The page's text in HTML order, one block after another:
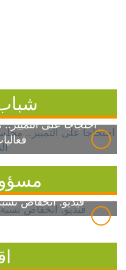
احتجاجاً على
فيديو: انخفاض